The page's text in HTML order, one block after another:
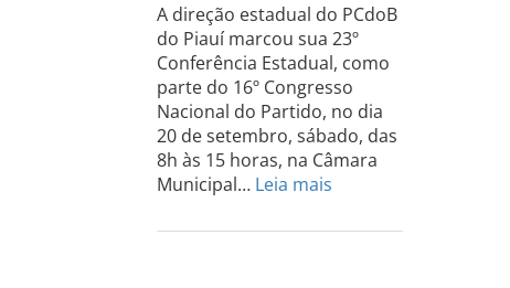
dia
13
de
setembro
A direção estadual do PCdoB
do Piauí marcou sua 23º
Conferência Estadual, como
parte do 16º Congresso
Nacional do Partido, no dia
20 de setembro, sábado, das
8h às 15 horas, na Câmara
Municipal… Leia mais
PI